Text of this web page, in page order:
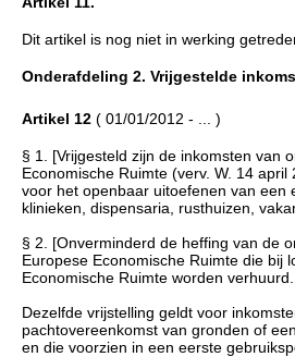
Dit artikel is nog niet in werking
Onderafdeling 2. Vrijgestelde
Artikel 12 ( 01/01/2012 - ... )
§ 1. [Vrijgesteld zijn de inkomsten van
Economische Ruimte (verv. W. 14
voor het openbaar uitoefenen van een
klinieken, dispensaria, rusthuizen,
§ 2. [Onverminderd de heffing van de
Europese Economische Ruimte die bij
Economische Ruimte worden verhuurd.
Dezelfde vrijstelling geldt voor
pachtovereenkomst van gronden of
en die voorzien in een eerste